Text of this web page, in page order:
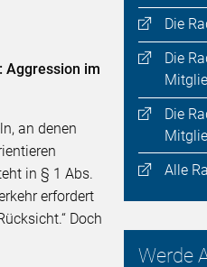
Die
Die
Die
Alle
Werde
Aggression im
an denen
in § 1 Abs.
erfordert
Doch